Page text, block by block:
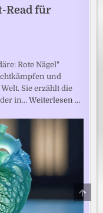
Read für
Rote Nägel"
und
Sie erzählt die
der in…Weiterlesen …
TO